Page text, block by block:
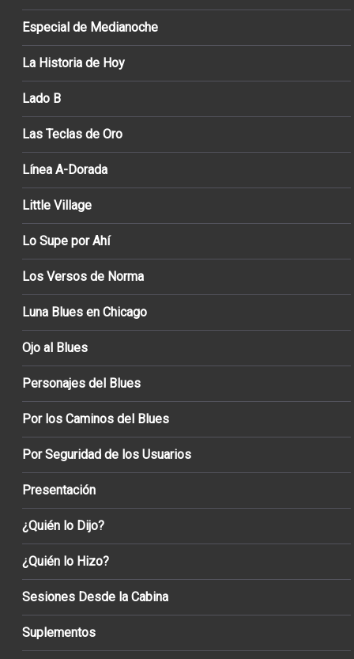
Especial de Medianoche
La Historia de Hoy
Lado B
Las Teclas de Oro
Línea A-Dorada
Little Village
Lo Supe por Ahí
Los Versos de Norma
Luna Blues en Chicago
Ojo al Blues
Personajes del Blues
Por los Caminos del Blues
Por Seguridad de los Usuarios
Presentación
¿Quién lo Dijo?
¿Quién lo Hizo?
Sesiones Desde la Cabina
Suplementos